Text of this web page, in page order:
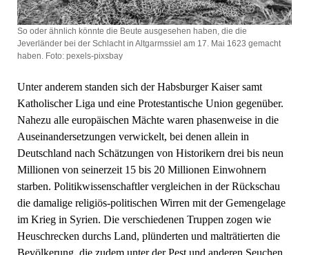
So oder ähnlich könnte die Beute ausgesehen haben, die die
Jeverländer bei der Schlacht in Altgarmssiel am 17. Mai 1623 gemacht
haben. Foto: pexels-pixsbay
Unter anderem standen sich der Habsburger Kaiser samt
Katholischer Liga und eine Protestantische Union gegenüber.
Nahezu alle europäischen Mächte waren phasenweise in die
Auseinandersetzungen verwickelt, bei denen allein in
Deutschland nach Schätzungen von Historikern drei bis neun
Millionen von seinerzeit 15 bis 20 Millionen Einwohnern
starben. Politikwissenschaftler vergleichen in der Rückschau
die damalige religiös-politischen Wirren mit der Gemengelage
im Krieg in Syrien. Die verschiedenen Truppen zogen wie
Heuschrecken durchs Land, plünderten und malträtierten die